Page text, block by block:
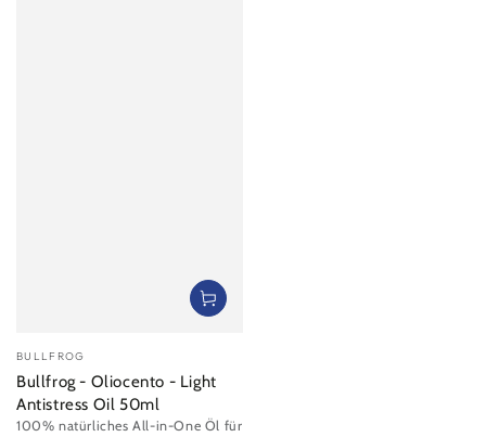
Verkäufer/in:
BULLFROG
Bullfrog - Oliocento - Light
Antistress Oil 50ml
100% natürliches All-in-One Öl für